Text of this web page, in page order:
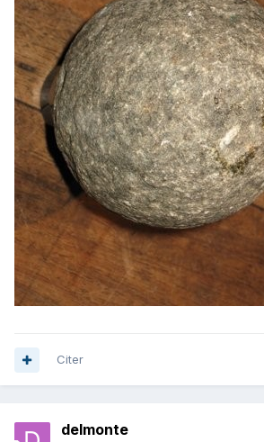
Citer
delmonte